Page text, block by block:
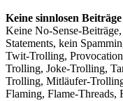
Keine sinnlosen Beiträge
Keine No-Sense-
Statements, kein
Twit-Trolling,
Trolling, Joke-Trolling,
Trolling, Mitläufer-
Flaming, Flame-Threads,